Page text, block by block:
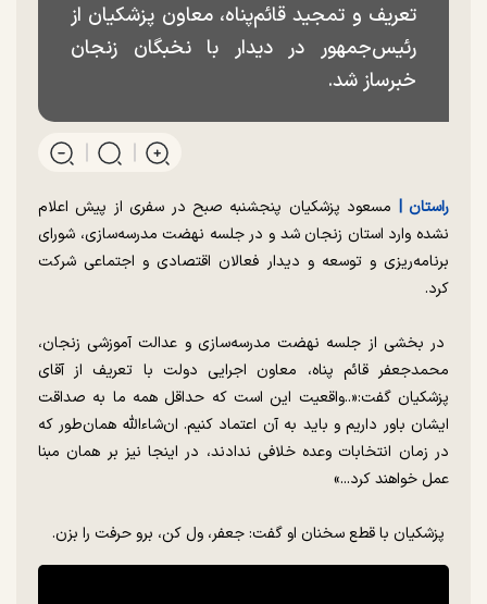
تعریف و تمجید قائم‌پناه، معاون پزشکیان از
رئیس‌جمهور در دیدار با نخبگان زنجان
خبرساز شد.
راستان | مسعود پزشکیان پنجشنبه صبح در سفری از پیش اعلام
نشده وارد استان زنجان شد و در جلسه نهضت مدرسه‌سازی، شورای
برنامه‌ریزی و توسعه و دیدار فعالان اقتصادی و اجتماعی شرکت
کرد.
در بخشی از جلسه نهضت مدرسه‌سازی و عدالت آموزشی زنجان،
محمدجعفر قائم پناه، معاون اجرایی دولت با تعریف از آقای
پزشکیان گفت:«..واقعیت این است که حداقل همه ما به صداقت
ایشان باور داریم و باید به آن اعتماد کنیم. ان‌شاءالله همان‌طور که
در زمان انتخابات وعده خلافی ندادند، در اینجا نیز بر همان مبنا
عمل خواهند کرد...»
پزشکیان با قطع سخنان او گفت: جعفر، ول کن، برو حرفت را بزن.